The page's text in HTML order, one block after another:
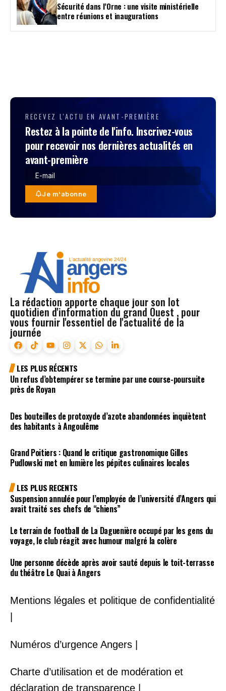
Sécurité dans l’Orne : une visite ministérielle
entre réunions et inaugurations
RECEVEZ L'ACTU EN AVANT-PREMIÈRE
Restez à la pointe de l'info. Inscrivez-vous
pour recevoir nos dernières actualités en
avant-première
Je m'abonne
La rédaction apporte chaque jour son lot
quotidien d'information du grand Ouest , pour
vous fournir l'essentiel de l'actualité de la
journée
LES PLUS RÉCENTS
Un refus d’obtempérer se termine par une course-poursuite
près de Royan
Des bouteilles de protoxyde d’azote abandonnées inquiètent
des habitants à Angoulême
Grand Poitiers : Quand le critique gastronomique Gilles
Pudlowski met en lumière les pépites culinaires locales
LES PLUS RECENTS
Suspension annulée pour l’employée de l’université d’Angers qui
avait traité ses chefs de “chiens”
Le terrain de football de La Daguenière occupé par les gens du
voyage, le club réagit avec humour malgré la colère
Une personne décède après avoir sauté depuis le toit-terrasse
du théâtre Le Quai à Angers
Mentions légales et politique de confidentialité
Numéros d’urgence Angers |
Charte d’utilisation et de modération et
déclaration de transparence |